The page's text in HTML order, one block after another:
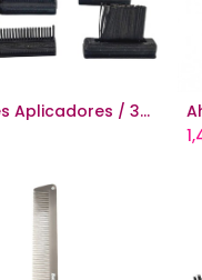
Add to Cart 10 Peines Aplicadores / 3 Cepillos Aplicadores